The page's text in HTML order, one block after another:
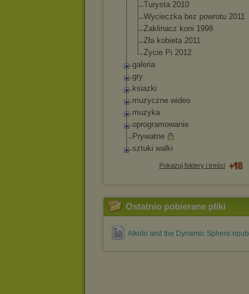
Turysta 2010
Wycieczka bez powrotu 2011
Zaklinacz koni 1998
Zła kobieta 2011
Życie Pi 2012
galeria
gry
ksiazki
muzyczne wideo
muzyka
oprogramowanie
Prywatne
sztuki walki
Pokazuj foldery i treści
Ostatnio pobierane pliki
Aikido and the Dynamic Sphere.epub